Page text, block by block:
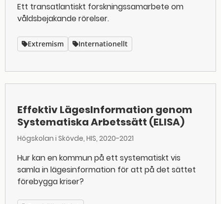
Ett transatlantiskt forskningssamarbete om
våldsbejakande rörelser.
Extremism Internationellt
Effektiv LägesInformation genom
Systematiska Arbetssätt (ELISA)
Högskolan i Skövde, HIS 2020-2021
Hur kan en kommun på ett systematiskt vis
samla in lägesinformation för att på det sättet
förebygga kriser?